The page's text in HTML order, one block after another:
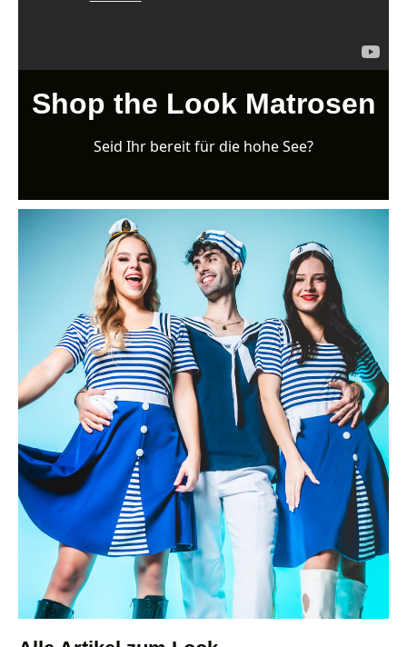
Shop the Look Matrosen
Seid Ihr bereit für die hohe See?